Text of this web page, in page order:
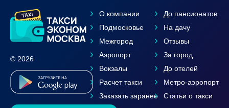
© 2026
О компании
Подмосковье
Межгород
Аэропорт
Вокзалы
Расчет такси
Заказать заранее
До пансионатов
На дачу
Отзывы
За город
До отелей
Метро-аэропорт
Статьи о такси